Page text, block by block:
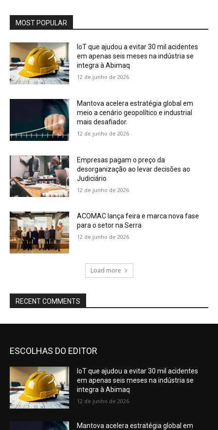
MOST POPULAR
IoT que ajudou a evitar 30 mil acidentes
em apenas seis meses na indústria se
integra à Abimaq
12 de junho de 2026
Mantova acelera estratégia global em
meio a cenário geopolítico e industrial
mais desafiador.
12 de junho de 2026
Empresas pagam o preço da
desorganização ao levar decisões ao
Judiciário
12 de junho de 2026
ACOMAC lança feira e marca nova fase
para o setor na Serra
12 de junho de 2026
Load more
RECENT COMMENTS
ESCOLHAS DO EDITOR
IoT que ajudou a evitar 30 mil acidentes
em apenas seis meses na indústria se
integra à Abimaq
12 de junho de 2026
Mantova acelera estratégia global em